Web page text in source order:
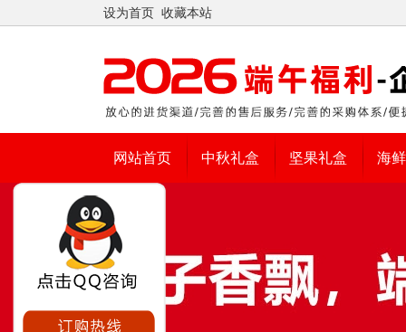
设为首页 收藏本站
网站首页 中秋礼盒 坚果礼盒 海